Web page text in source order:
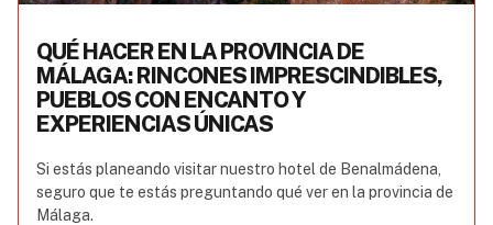
QUÉ HACER EN LA PROVINCIA DE
MÁLAGA: RINCONES IMPRESCINDIBLES,
PUEBLOS CON ENCANTO Y
EXPERIENCIAS ÚNICAS
Si estás planeando visitar nuestro hotel de Benalmádena,
seguro que te estás preguntando qué ver en la provincia de
Málaga.